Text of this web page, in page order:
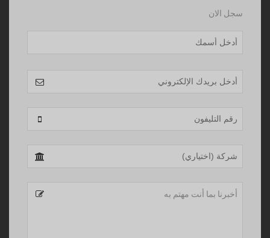
سجل الان
Contact
Email